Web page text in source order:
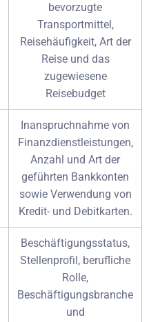
bevorzugte
Transportmittel,
Reisehäufigkeit, Art der
Reise und das
zugewiesene
Reisebudget
Inanspruchnahme von
Finanzdienstleistungen,
Anzahl und Art der
geführten Bankkonten
sowie Verwendung von
Kredit- und Debitkarten.
Beschäftigungsstatus,
Stellenprofil, berufliche
Rolle,
Beschäftigungsbranche
und